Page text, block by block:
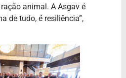
animal. A Asgav é
de tudo, é resiliência”,